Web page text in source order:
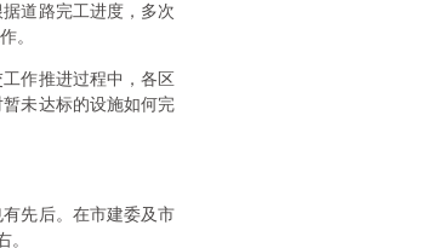
道路完工进度，多次
。
作推进过程中，各区
未达标的设施如何完
先后。在市建委及市
。